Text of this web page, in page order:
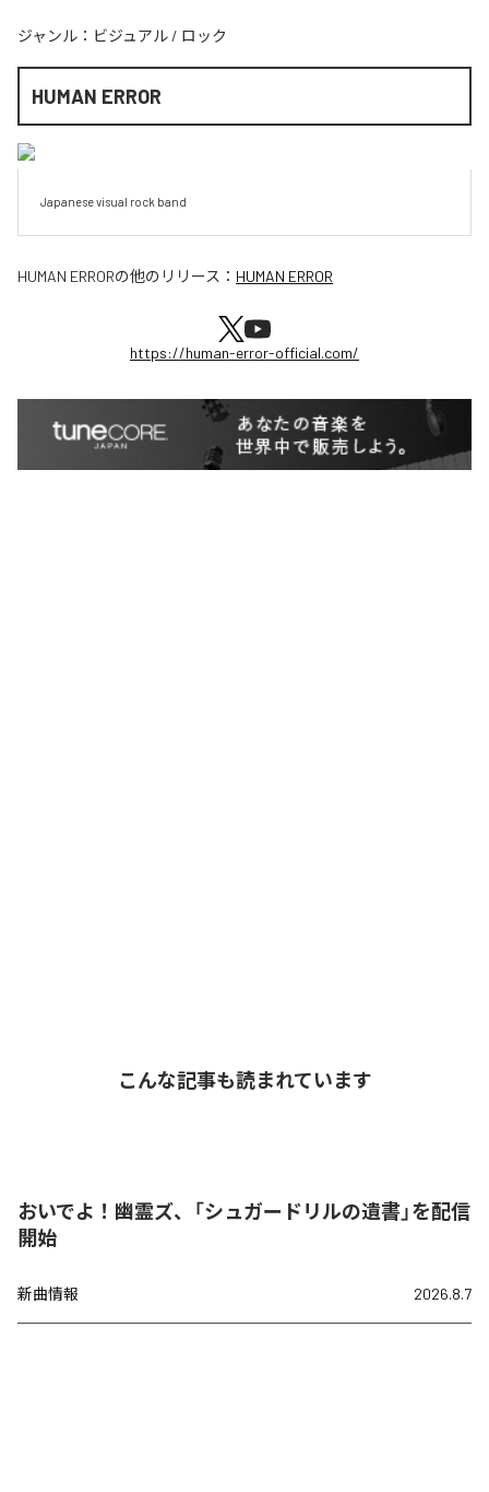
ジャンル： ビジュアル / ロック
HUMAN ERROR
Japanese visual rock band
HUMAN ERRORの他のリリース： HUMAN ERROR
https://human-error-official.com/
こんな記事も読まれています
おいでよ！幽霊ズ、「シュガードリルの遺書」を配信
開始
新曲情報 2026.8.7